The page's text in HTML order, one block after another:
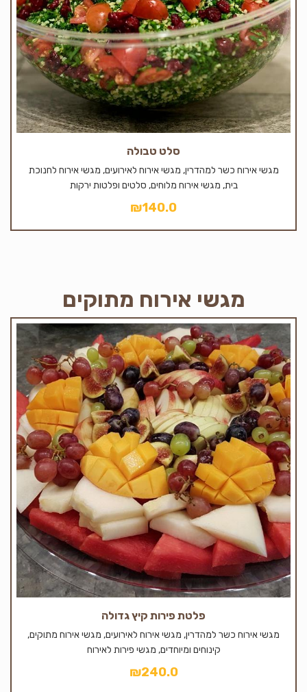
סלט טבולה
מגשי אירוח כשר למהדרין, מגשי אירוח לאירועים, מגשי אירוח לחנוכת
בית, מגשי אירוח מלוחים, סלטים ופלטות ירקות
₪140.0
מגשי אירוח מתוקים
פלטת פירות קיץ גדולה
מגשי אירוח כשר למהדרין, מגשי אירוח לאירועים, מגשי אירוח מתוקים,
קינוחים ומיוחדים, מגשי פירות לאירוח
₪240.0